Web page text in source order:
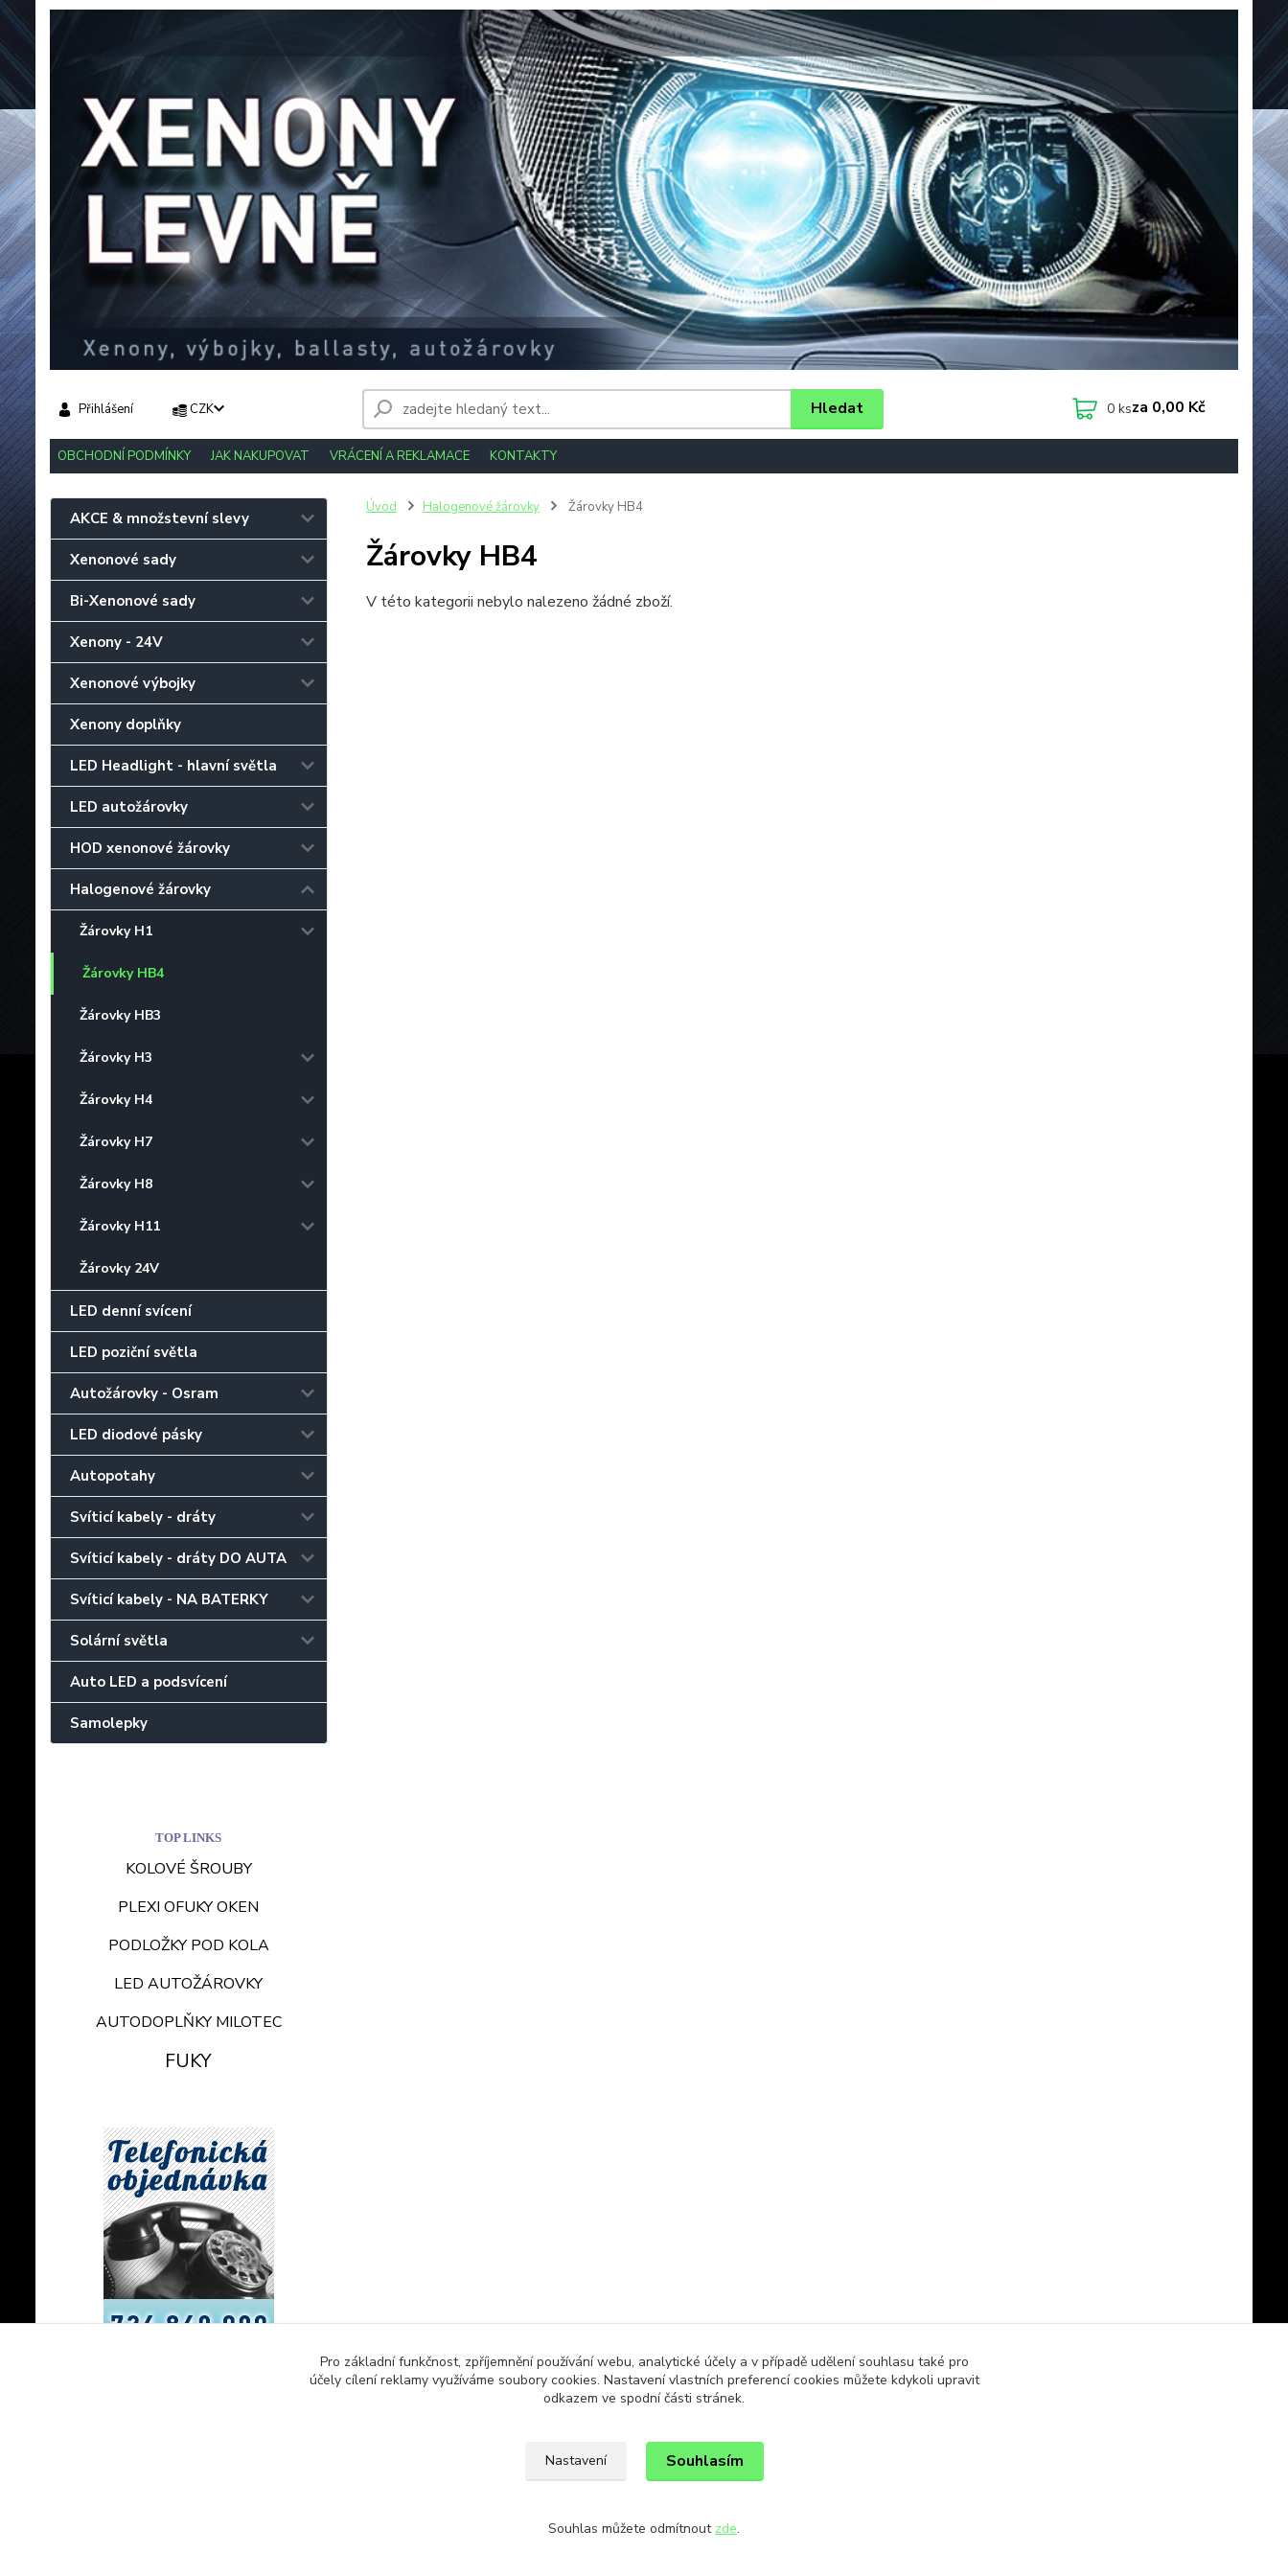
OBCHODNÍ PODMÍNKY JAK NAKUPOVAT VRÁCENÍ A REKLAMACE KONTAKTY
CZK
Přihlášení Hledat 0ksza 0,00 Kč
AKCE & množstevní slevy
Xenonové sady
Bi-Xenonové sady
Xenony - 24V
Xenonové výbojky
Xenony doplňky
LED Headlight - hlavní světla
LED autožárovky
HOD xenonové žárovky
Halogenové žárovky
Žárovky H1
Žárovky HB4
Žárovky HB3
Žárovky H3
Žárovky H4
Žárovky H7
Žárovky H8
Žárovky H11
Žárovky 24V
LED denní svícení
LED poziční světla
Autožárovky - Osram
LED diodové pásky
Autopotahy
Svíticí kabely - dráty
Svíticí kabely - dráty DO AUTA
Svíticí kabely - NA BATERKY
Solární světla
Auto LED a podsvícení
Samolepky
TOP LINKS
KOLOVÉ ŠROUBY
PLEXI OFUKY OKEN
PODLOŽKY POD KOLA
LED AUTOŽÁROVKY
AUTODOPLŇKY MILOTEC
FUKY
Úvod Halogenové žárovky Žárovky HB4
Žárovky HB4
V této kategorii nebylo nalezeno žádné zboží.
Pro základní funkčnost, zpříjemnění používání webu, analytické účely a v případě udělení souhlasu také pro
účely cílení reklamy využíváme soubory cookies. Nastavení vlastních preferencí cookies můžete kdykoli upravit
odkazem ve spodní části stránek.
Nastavení Souhlasím
Souhlas můžete odmítnout zde.